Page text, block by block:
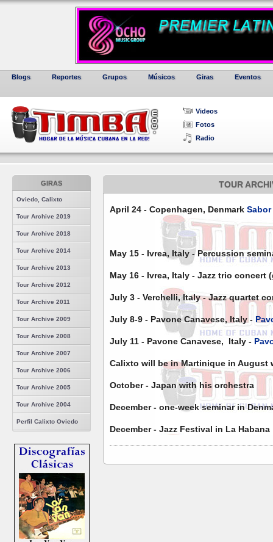
Blogs Reportes Grupos Músicos Giras Eventos
Videos
Fotos
Radio
GIRAS
Oviedo, Calixto
Tour Archive 2019
Tour Archive 2018
Tour Archive 2014
Tour Archive 2013
Tour Archive 2012
Tour Archive 2011
Tour Archive 2009
Tour Archive 2008
Tour Archive 2007
Tour Archive 2006
Tour Archive 2005
Tour Archive 2004
Perfil Calixto Oviedo
TOUR
April 24 - Copenhagen, Denmark
May 15 - Ivrea, Italy - Percussion
May 16 - Ivrea, Italy - Jazz trio concert
July 3 - Verchelli, Italy - Jazz quartet
July 8-9 - Pavone Canavese, Italy -
July 11 - Pavone Canavese, Italy -
Calixto will be in Martinique in August
October - Japan with his orchestra
December - one-week seminar in
December - Jazz Festival in La Habana